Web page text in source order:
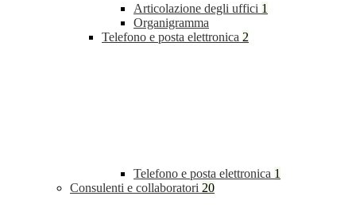
Articolazione degli uffici 1
Organigramma
Telefono e posta elettronica 2
Telefono e posta elettronica 1
Consulenti e collaboratori 20